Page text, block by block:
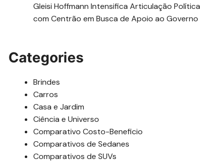
Gleisi Hoffmann Intensifica Articulação Política
com Centrão em Busca de Apoio ao Governo
Categories
Brindes
Carros
Casa e Jardim
Ciência e Universo
Comparativo Costo-Beneficio
Comparativos de Sedanes
Comparativos de SUVs